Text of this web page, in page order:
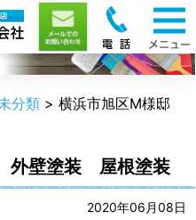
分類 > 横浜市旭区M様邸
外壁塗装 屋根塗装
2020年06月08日